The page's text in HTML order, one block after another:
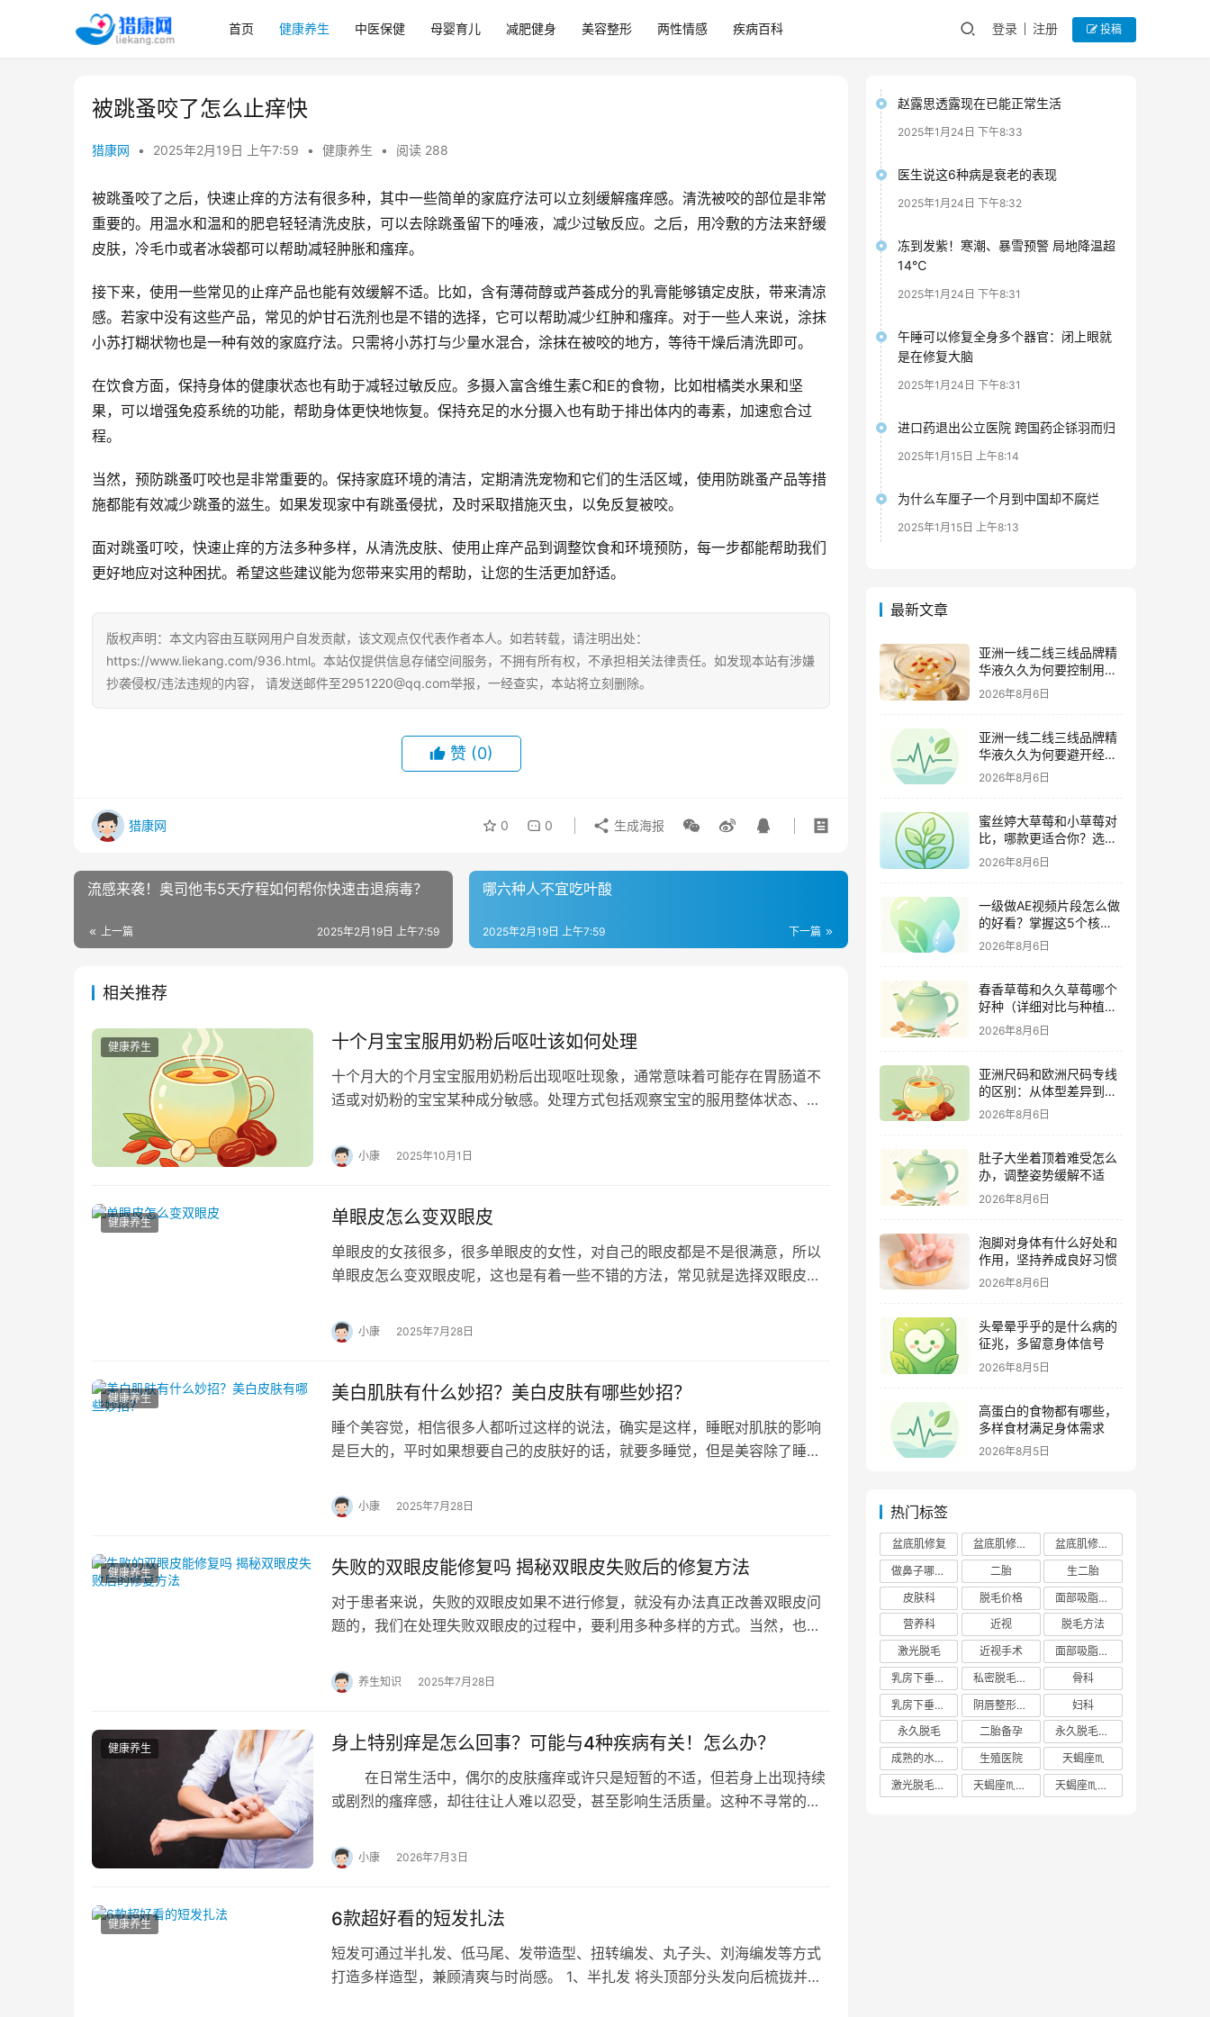
首页 健康养生 中医保健 母婴育儿 减肥健身 美容整形 两性情感 疾病百科 登录 注册 投稿
被跳蚤咬了怎么止痒快
猎康网 • 2025年2月19日 上午7:59 • 健康养生 • 阅读 288
被跳蚤咬了之后，快速止痒的方法有很多种，其中一些简单的家庭疗法可以立刻缓解瘙痒感。清洗被咬的部位是非常
重要的。用温水和温和的肥皂轻轻清洗皮肤，可以去除跳蚤留下的唾液，减少过敏反应。之后，用冷敷的方法来舒缓
皮肤，冷毛巾或者冰袋都可以帮助减轻肿胀和瘙痒。
接下来，使用一些常见的止痒产品也能有效缓解不适。比如，含有薄荷醇或芦荟成分的乳膏能够镇定皮肤，带来清凉
感。若家中没有这些产品，常见的炉甘石洗剂也是不错的选择，它可以帮助减少红肿和瘙痒。对于一些人来说，涂抹
小苏打糊状物也是一种有效的家庭疗法。只需将小苏打与少量水混合，涂抹在被咬的地方，等待干燥后清洗即可。
在饮食方面，保持身体的健康状态也有助于减轻过敏反应。多摄入富含维生素C和E的食物，比如柑橘类水果和坚
果，可以增强免疫系统的功能，帮助身体更快地恢复。保持充足的水分摄入也有助于排出体内的毒素，加速愈合过
程。
当然，预防跳蚤叮咬也是非常重要的。保持家庭环境的清洁，定期清洗宠物和它们的生活区域，使用防跳蚤产品等措
施都能有效减少跳蚤的滋生。如果发现家中有跳蚤侵扰，及时采取措施灭虫，以免反复被咬。
面对跳蚤叮咬，快速止痒的方法多种多样，从清洗皮肤、使用止痒产品到调整饮食和环境预防，每一步都能帮助我们
更好地应对这种困扰。希望这些建议能为您带来实用的帮助，让您的生活更加舒适。
版权声明：本文内容由互联网用户自发贡献，该文观点仅代表作者本人。如若转载，请注明出处：
https://www.liekang.com/936.html。本站仅提供信息存储空间服务，不拥有所有权，不承担相关法律责任。如发现本站有涉嫌
抄袭侵权/违法违规的内容， 请发送邮件至2951220@qq.com举报，一经查实，本站将立刻删除。
赞 (0)
猎康网 0 0 生成海报
流感来袭！奥司他韦5天疗程如何帮你快速击退病毒？
上一篇 2025年2月19日 上午7:59
哪六种人不宜吃叶酸
下一篇
2025年2月19日 上午7:59
相关推荐
健康养生 十个月宝宝服用奶粉后呕吐该如何处理
十个月大的个月宝宝服用奶粉后出现呕吐现象，通常意味着可能存在胃肠道不
适或对奶粉的宝宝某种成分敏感。处理方式包括观察宝宝的服用整体状态、检
小康 2025年10月1日
健康养生 单眼皮怎么变双眼皮
单眼皮的女孩很多，很多单眼皮的女性，对自己的眼皮都是不是很满意，所以
单眼皮怎么变双眼皮呢，这也是有着一些不错的方法，常见就是选择双眼皮胶
小康 2025年7月28日
健康养生 美白肌肤有什么妙招？美白皮肤有哪些妙招？
睡个美容觉，相信很多人都听过这样的说法，确实是这样，睡眠对肌肤的影响
是巨大的，平时如果想要自己的皮肤好的话，就要多睡觉，但是美容除了睡觉
小康 2025年7月28日
健康养生 失败的双眼皮能修复吗 揭秘双眼皮失败后的修复方法
对于患者来说，失败的双眼皮如果不进行修复，就没有办法真正改善双眼皮问
题的，我们在处理失败双眼皮的过程中，要利用多种多样的方式。当然，也要
养生知识 2025年7月28日
健康养生 身上特别痒是怎么回事？可能与4种疾病有关！怎么办？
在日常生活中，偶尔的皮肤瘙痒或许只是短暂的不适，但若身上出现持续
或剧烈的瘙痒感，却往往让人难以忍受，甚至影响生活质量。这种不寻常的瘙
小康 2026年7月3日
健康养生 6款超好看的短发扎法
短发可通过半扎发、低马尾、发带造型、扭转编发、丸子头、刘海编发等方式
打造多样造型，兼顾清爽与时尚感。 1、半扎发 将头顶部分头发向后梳拢并用
赵露思透露现在已能正常生活
2025年1月24日 下午8:33
医生说这6种病是衰老的表现
2025年1月24日 下午8:32
冻到发紫！寒潮、暴雪预警 局地降温超
14℃
2025年1月24日 下午8:31
午睡可以修复全身多个器官：闭上眼就
是在修复大脑
2025年1月24日 下午8:31
进口药退出公立医院 跨国药企铩羽而归
2025年1月15日 上午8:14
为什么车厘子一个月到中国却不腐烂
2025年1月15日 上午8:13
最新文章
亚洲一线二线三线品牌精
华液久久为何要控制用量
（过度使用与皮肤负担的
科学依据）
2026年8月6日
亚洲一线二线三线品牌精
华液久久为何要避开经期
（激素变化与皮肤敏感度
2026年8月6日
蜜丝婷大草莓和小草莓对
比，哪款更适合你？选购
指南全解析
2026年8月6日
一级做AE视频片段怎么做
的好看？掌握这5个核心
技巧
2026年8月6日
春香草莓和久久草莓哪个
好种（详细对比与种植指
南）
2026年8月6日
亚洲尺码和欧洲尺码专线
的区别：从体型差异到购
物避坑指南
2026年8月6日
肚子大坐着顶着难受怎么
办，调整姿势缓解不适
2026年8月6日
泡脚对身体有什么好处和
作用，坚持养成良好习惯
2026年8月6日
头晕晕乎乎的是什么病的
征兆，多留意身体信号
2026年8月5日
高蛋白的食物都有哪些，
多样食材满足身体需求
2026年8月5日
热门标签
盆底肌修复 盆底肌修复医院排行榜
盆底肌修复多少钱
做鼻子哪个正规医院比较出名
二胎
生二胎
皮肤科
脱毛价格
面部吸脂费用
营养科
近视
脱毛方法
激光脱毛
近视手术
面部吸脂多少钱
乳房下垂矫正价格
私密脱毛方法
骨科
乳房下垂矫正费用
阴唇整形手术多少钱
妇科
永久脱毛
二胎备孕
永久脱毛方法
成熟的水蜜桃
生殖医院
天蝎座♏️
激光脱毛价格
天蝎座♏️女生 天蝎座♏️男生